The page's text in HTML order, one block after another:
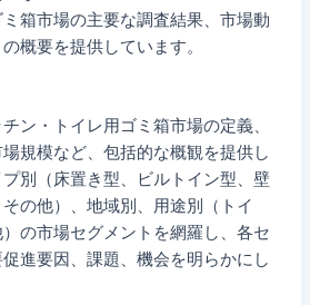
箱市場の主要な調査結果、市場動
概要を提供しています。
ン・トイレ用ゴミ箱市場の定義、
規模など、包括的な概観を提供し
別（床置き型、ビルトイン型、壁
の他）、地域別、用途別（トイ
の市場セグメントを網羅し、各セ
進要因、課題、機会を明らかにし